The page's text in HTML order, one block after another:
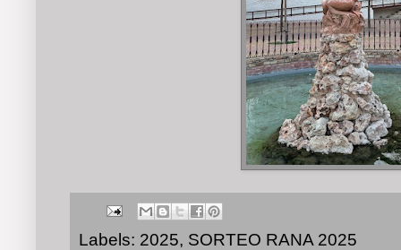
Labels: 2025, SORTEO RANA 2025